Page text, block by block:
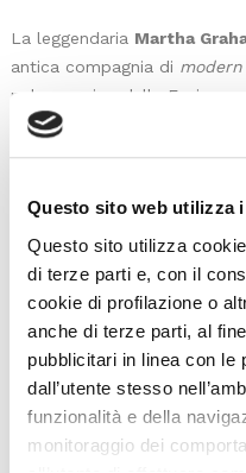
Questo sito web utilizza
Questo sito utilizza
di terze parti e, con il
cookie di profilazione o
anche di terze parti, al
pubblicitari in linea con le
dall’utente stesso
funzionalità e della
monitoraggio dei
La leggendaria Martha
antica compagnia di
palcoscenico della Fenice –
sua ultima apparizione in
presentano tre creazioni di
altrettanti pezzi di storia del
offrendo la rara opportunità
visionario della grande
continua ad affascinare il
Diversion of Angels
(1948),
Joio, indaga – attraverso
diverse modalità
matura,
quella